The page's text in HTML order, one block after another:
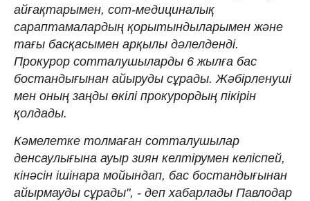
айғақтарымен, сот-медициналық
сараптамалардың қорытындыларымен және
тағы басқасымен арқылы дәлелденді.
Прокурор сотталушыларды 6 жылға бас
бостандығынан айыруды сұрады. Жәбірленуші
мен оның заңды өкілі прокурордың пікірін
қолдады.
Кәмелетке толмаған сотталушылар
денсаулығына ауыр зиян келтірумен келіспей,
кінәсін ішінара мойындап, бас бостандығынан
айырмауды сұрады", - деп хабарлады Павлодар